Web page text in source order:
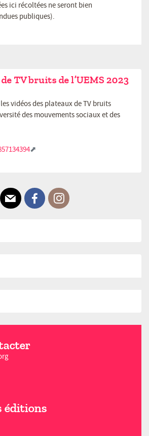
ici récoltées ne seront bien
publiques).
TV bruits de l’UEMS 2023
vidéos des plateaux de TV bruits
des mouvements sociaux et des
éditions